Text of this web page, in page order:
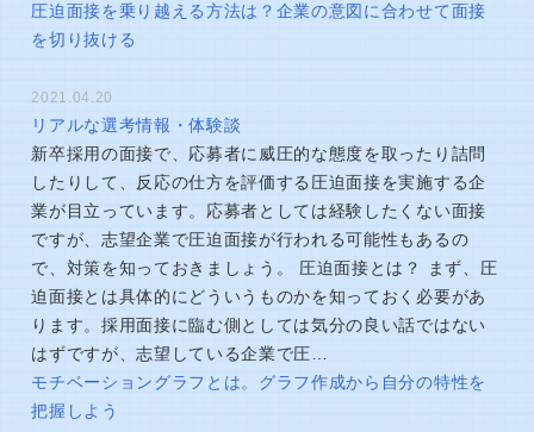
圧迫面接を乗り越える方法は？企業の意図に合わせて面接
を切り抜ける
2021.04.20
リアルな選考情報・体験談
新卒採用の面接で、応募者に威圧的な態度を取ったり詰問
したりして、反応の仕方を評価する圧迫面接を実施する企
業が目立っています。応募者としては経験したくない面接
ですが、志望企業で圧迫面接が行われる可能性もあるの
で、対策を知っておきましょう。 圧迫面接とは？ まず、圧
迫面接とは具体的にどういうものかを知っておく必要があ
ります。採用面接に臨む側としては気分の良い話ではない
はずですが、志望している企業で圧…
モチベーショングラフとは。グラフ作成から自分の特性を
把握しよう